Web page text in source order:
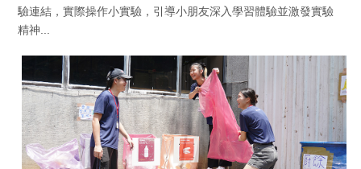
驗連結，實際操作小實驗，引導小朋友深入學習體驗並激發實驗
精神...